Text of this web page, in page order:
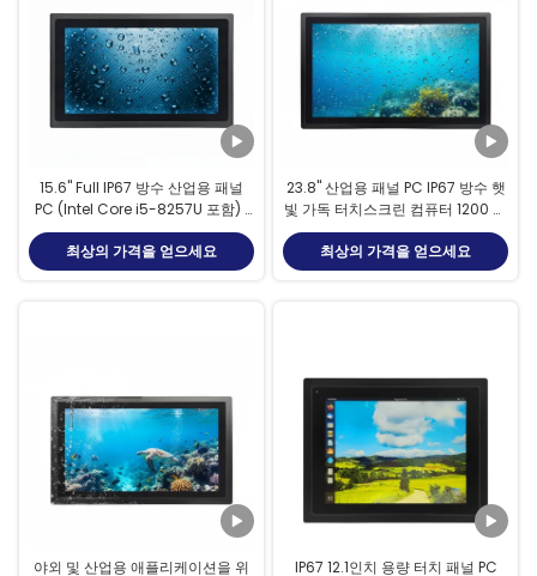
15.6" Full IP67 방수 산업용 패널
PC (Intel Core i5-8257U 포함) |
10점 정전식 터치
최상의 가격을 얻으세요
23.8" 산업용 패널 PC IP67 방수 햇
빛 가독 터치스크린 컴퓨터 1200 니
트
최상의 가격을 얻으세요
야외 및 산업용 애플리케이션을 위
IP67 12.1인치 용량 터치 패널 PC